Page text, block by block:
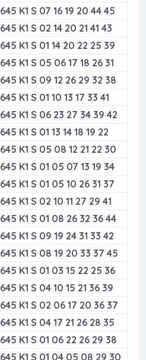
645 K1 S 07 16 19 20 44 45
645 K1 S 02 14 20 21 41 43
645 K1 S 01 14 20 22 25 39
645 K1 S 05 06 17 18 26 31
645 K1 S 09 12 26 29 32 38
645 K1 S 01 10 13 17 33 41
645 K1 S 06 23 27 34 39 42
645 K1 S 01 13 14 18 19 22
645 K1 S 05 08 12 21 22 30
645 K1 S 01 05 07 13 19 34
645 K1 S 01 05 10 26 31 37
645 K1 S 02 10 11 27 29 41
645 K1 S 01 08 26 32 36 44
645 K1 S 09 19 24 31 33 42
645 K1 S 08 19 20 33 37 45
645 K1 S 01 03 15 22 25 36
645 K1 S 04 10 15 21 36 39
645 K1 S 02 06 17 20 36 37
645 K1 S 04 17 21 26 28 35
645 K1 S 01 06 22 26 29 38
645 K1 S 01 04 05 08 29 30